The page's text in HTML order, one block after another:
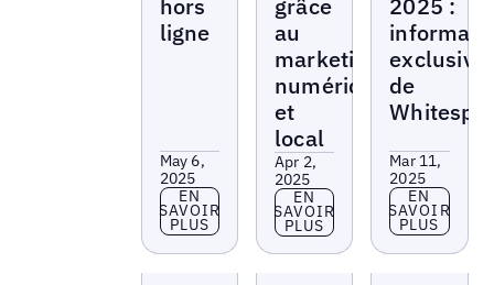
hors
ligne
May 6,
2025
En savoir plus
EN
SAVOIR
PLUS
grâce
au
marketing
numérique
et
local
Apr 2,
2025
En savoir plus
EN
SAVOIR
PLUS
2025 :
de
Mar 11,
2025
En savoir
EN
SAVOIR
PLUS